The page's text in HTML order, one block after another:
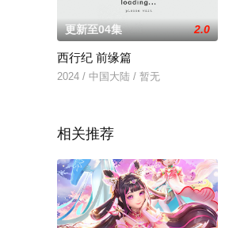
更新至04集 2.0
西行纪 前缘篇
2024 / 中国大陆 / 暂无
相关推荐